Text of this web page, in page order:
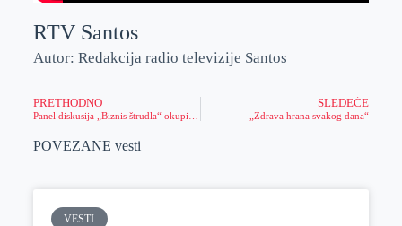
RTV Santos
Autor: Redakcija radio televizije Santos
PRETHODNO SLEDEĆE
„Zdrava hrana svakog dana“
POVEZANE vesti
VESTI